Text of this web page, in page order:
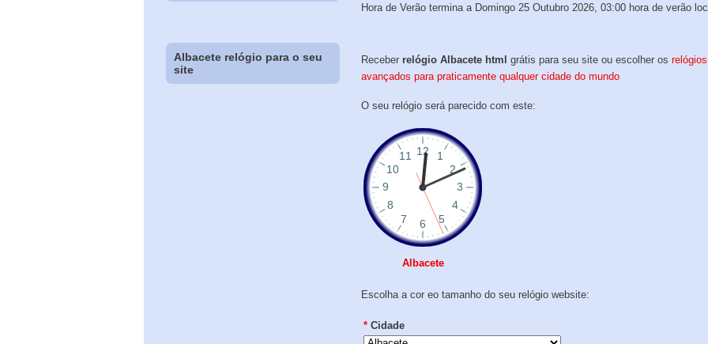
Hora de Verão termina a Domingo 25 Outubro 2026, 03:00 hora de verão
Albacete relógio para o seu
site
Receber relógio Albacete html grátis para seu site ou escolher osrelógios
avançados para praticamente qualquer cidade do mundo
O seu relógio será parecido com este:
Albacete
Escolha a cor eo tamanho do seu relógio website:
* Cidade